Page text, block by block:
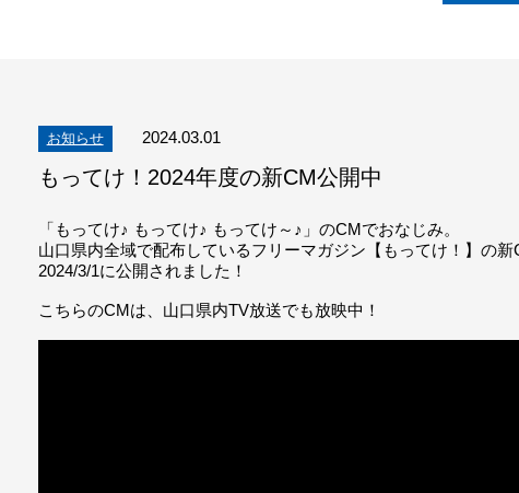
お知らせ 2024.03.01
もってけ！2024年度の新CM公開中
「もってけ♪ もってけ♪ もってけ～♪」のCMでおなじみ。
山口県内全域で配布しているフリーマガジン【もってけ！】の新
2024/3/1に公開されました！
こちらのCMは、山口県内TV放送でも放映中！